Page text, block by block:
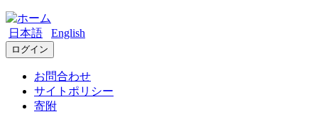
日本語 English
ログイン
お問合わせ
サイトポリシー
寄附